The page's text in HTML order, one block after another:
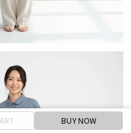
Finish
BUY NOW